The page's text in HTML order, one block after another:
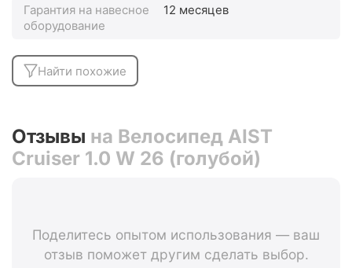
Гарантия на навесное
оборудование
12 месяцев
Найти похожие
Отзывы на Велосипед AIST
Cruiser 1.0 W 26 (голубой)
Поделитесь опытом использования — ваш
отзыв поможет другим сделать выбор.